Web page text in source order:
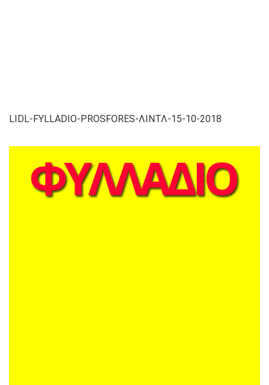
LIDL-FYLLADIO-PROSFORES-ΛΙΝΤΛ-15-10-2018